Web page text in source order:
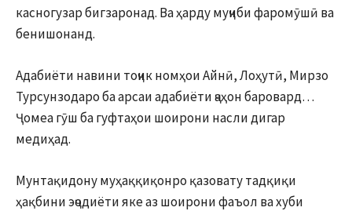
касногузар бигзаронад. Ва ҳарду муҷиби фаромӯшӣ ва
бенишонанд.
Адабиёти навини тоҷик номҳои Айнӣ, Лоҳутӣ, Мирзо
Турсунзодаро ба арсаи адабиёти ҷаҳон баровард…
Ҷомеа гӯш ба гуфтаҳои шоирони насли дигар
медиҳад.
Мунтақидону муҳаққиқонро қазовату тадқиқи
ҳақбини эҷодиёти яке аз шоирони фаъол ва хуби